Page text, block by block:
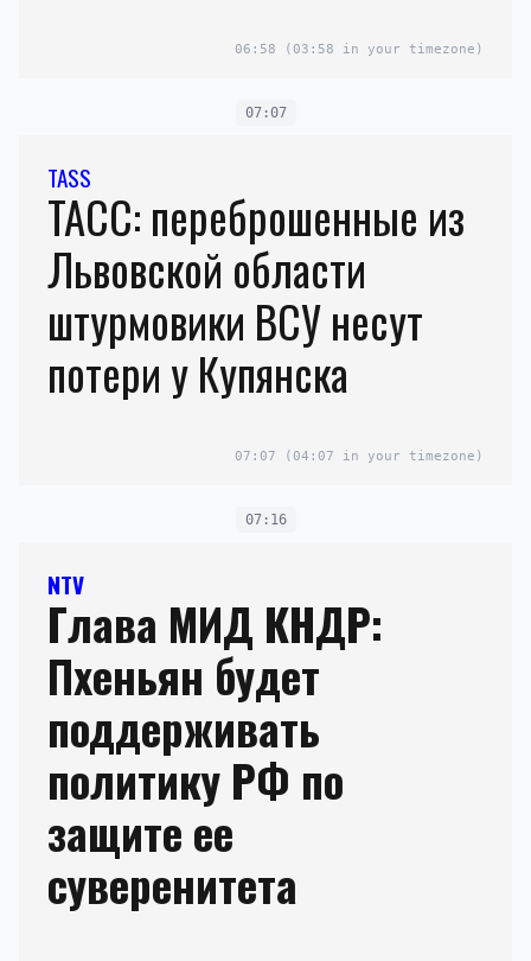
06:58 (03:58 in your timezone)
07:07
TASS
ТАСС: переброшенные из
Львовской области
штурмовики ВСУ несут
потери у Купянска
07:07 (04:07 in your timezone)
07:16
NTV
Глава МИД КНДР:
Пхеньян будет
поддерживать
политику РФ по
защите ее
суверенитета